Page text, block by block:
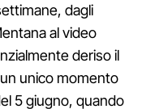
dagli
al video
deriso il
unico momento
5 giugno, quando